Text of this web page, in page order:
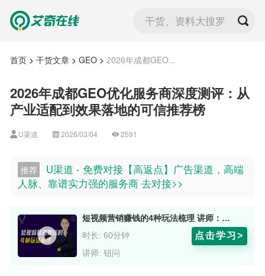
干货、资料大搜罗
首页> 干货文章> GEO> 2026年成都GEO...
2026年成都GEO优化服务商深度测评：从
产业适配到效果落地的可信推荐榜
U渠道 2026/03/04 2591
推荐
U渠道 - 免费对接【高返点】广告渠道，高端
人脉、靠谱实力强的服务商 去对接>>
短视频营销赚钱的4种玩法梳理 讲师：钮问
时长: 60分钟
讲师: 钮问
点击学习>